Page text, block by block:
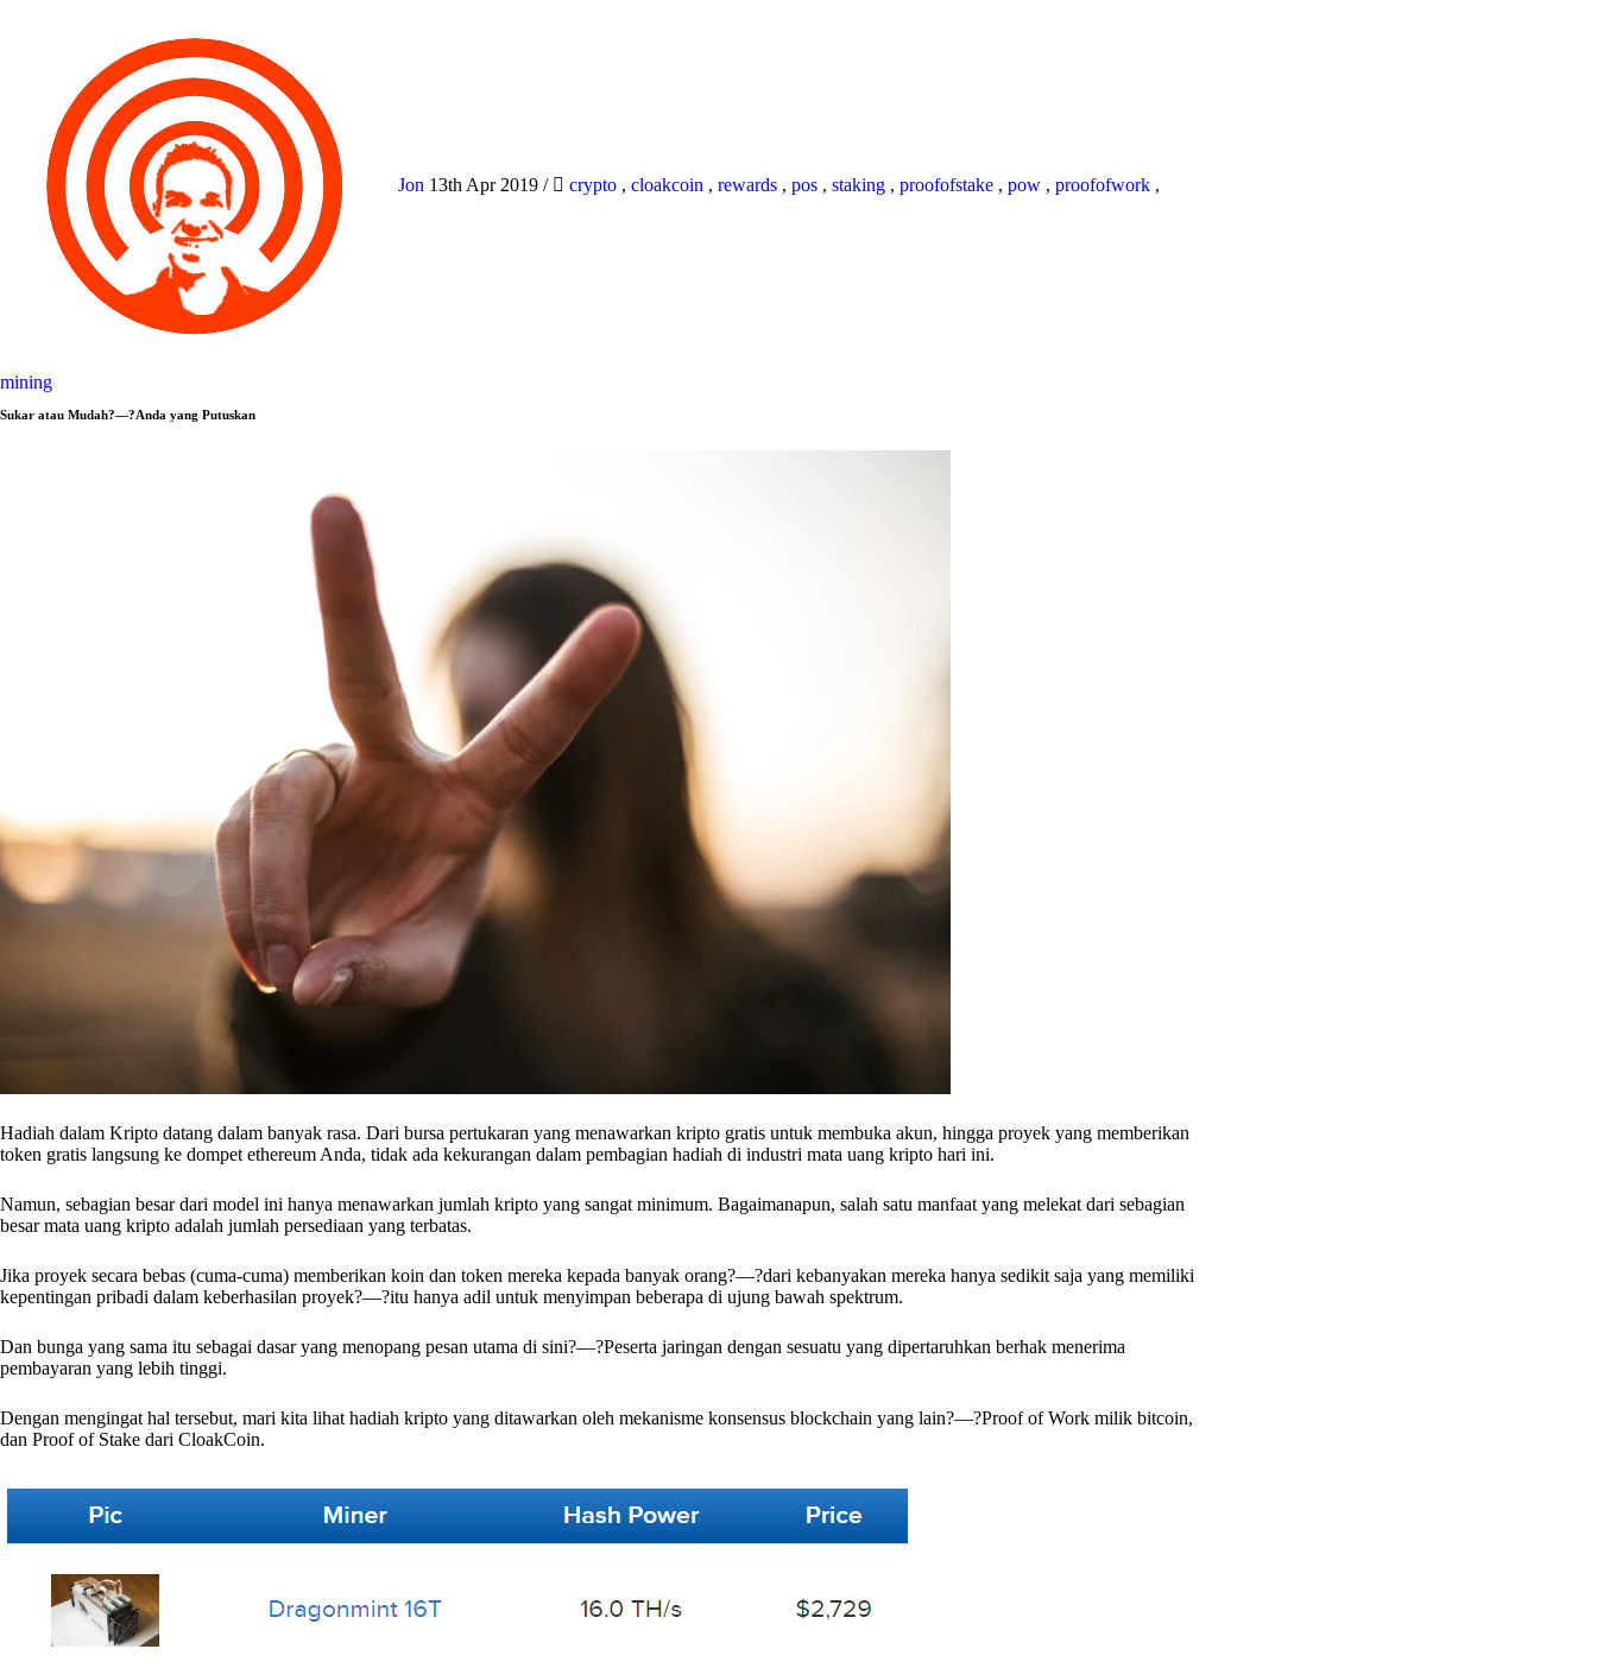
Jon 13th Apr 2019 / crypto , cloakcoin , rewards , pos , staking , proofofstake , pow , proofofwork ,
mining
Sukar atau Mudah?—?Anda yang Putuskan
Hadiah dalam Kripto datang dalam banyak rasa. Dari bursa pertukaran yang menawarkan kripto gratis untuk membuka akun, hingga proyek yang memberikan
token gratis langsung ke dompet ethereum Anda, tidak ada kekurangan dalam pembagian hadiah di industri mata uang kripto hari ini.
Namun, sebagian besar dari model ini hanya menawarkan jumlah kripto yang sangat minimum. Bagaimanapun, salah satu manfaat yang melekat dari sebagian
besar mata uang kripto adalah jumlah persediaan yang terbatas.
Jika proyek secara bebas (cuma-cuma) memberikan koin dan token mereka kepada banyak orang?—?dari kebanyakan mereka hanya sedikit saja yang memiliki
kepentingan pribadi dalam keberhasilan proyek?—?itu hanya adil untuk menyimpan beberapa di ujung bawah spektrum.
Dan bunga yang sama itu sebagai dasar yang menopang pesan utama di sini?—?Peserta jaringan dengan sesuatu yang dipertaruhkan berhak menerima
pembayaran yang lebih tinggi.
Dengan mengingat hal tersebut, mari kita lihat hadiah kripto yang ditawarkan oleh mekanisme konsensus blockchain yang lain?—?Proof of Work milik bitcoin,
dan Proof of Stake dari CloakCoin.